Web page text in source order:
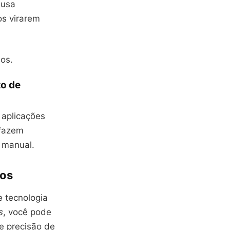
virarem
de
tecnologia
, você pode
precisão de